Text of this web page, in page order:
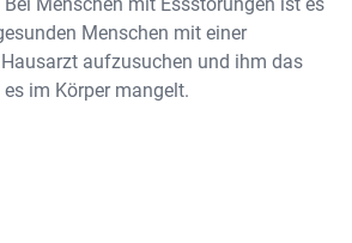
Menschen mit einer
aufzusuchen und ihm das
im Körper mangelt.